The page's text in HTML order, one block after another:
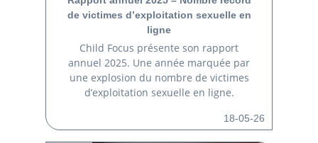
de victimes d’exploitation sexuelle en
ligne
Child Focus présente son rapport
annuel 2025. Une année marquée par
une explosion du nombre de victimes
d’exploitation sexuelle en ligne.
18-05-26